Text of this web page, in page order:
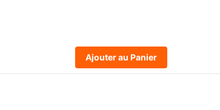
Ajouter au Panier